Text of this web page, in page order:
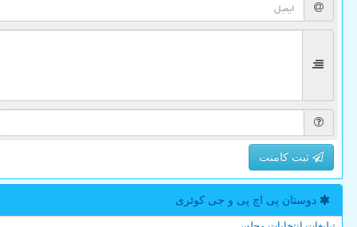
ثبت کامنت
دوستان پی اچ پی و جی كوئری